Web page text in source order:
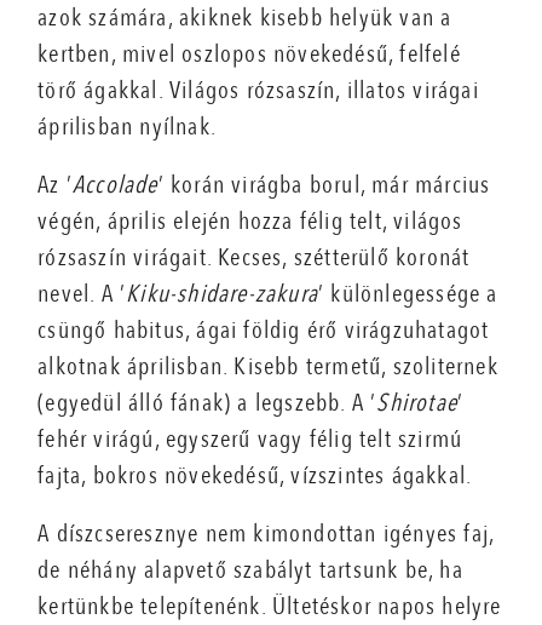
azok számára, akiknek kisebb helyük van a
kertben, mivel oszlopos növekedésű, felfelé
törő ágakkal. Világos rózsaszín, illatos virágai
áprilisban nyílnak.
Az ’Accolade’ korán virágba borul, már március
végén, április elején hozza félig telt, világos
rózsaszín virágait. Kecses, szétterülő koronát
nevel. A ’Kiku-shidare-zakura’ különlegessége a
csüngő habitus, ágai földig érő virágzuhatagot
alkotnak áprilisban. Kisebb termetű, szoliternek
(egyedül álló fának) a legszebb. A ’Shirotae’
fehér virágú, egyszerű vagy félig telt szirmú
fajta, bokros növekedésű, vízszintes ágakkal.
A díszcseresznye nem kimondottan igényes faj,
de néhány alapvető szabályt tartsunk be, ha
kertünkbe telepítenénk. Ültetéskor napos helyre